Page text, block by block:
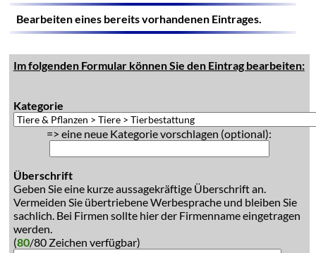
Bearbeiten eines bereits vorhandenen Eintrages.
Im folgenden Formular können Sie den Eintrag bearbeiten:
Kategorie
=> eine neue Kategorie vorschlagen (optional):
Überschrift
Geben Sie eine kurze aussagekräftige Überschrift an.
Vermeiden Sie übertriebene Werbesprache und bleiben Sie
sachlich. Bei Firmen sollte hier der Firmenname eingetragen
werden.
(80/80 Zeichen verfügbar)